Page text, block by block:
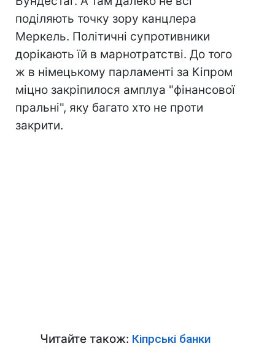
поділяють точку зору канцлера
Меркель. Політичні супротивники
дорікають їй в марнотратстві. До того
ж в німецькому парламенті за Кіпром
міцно закріпилося амплуа "фінансової
пральні", яку багато хто не проти
закрити.
Читайте також: Кіпрські банки